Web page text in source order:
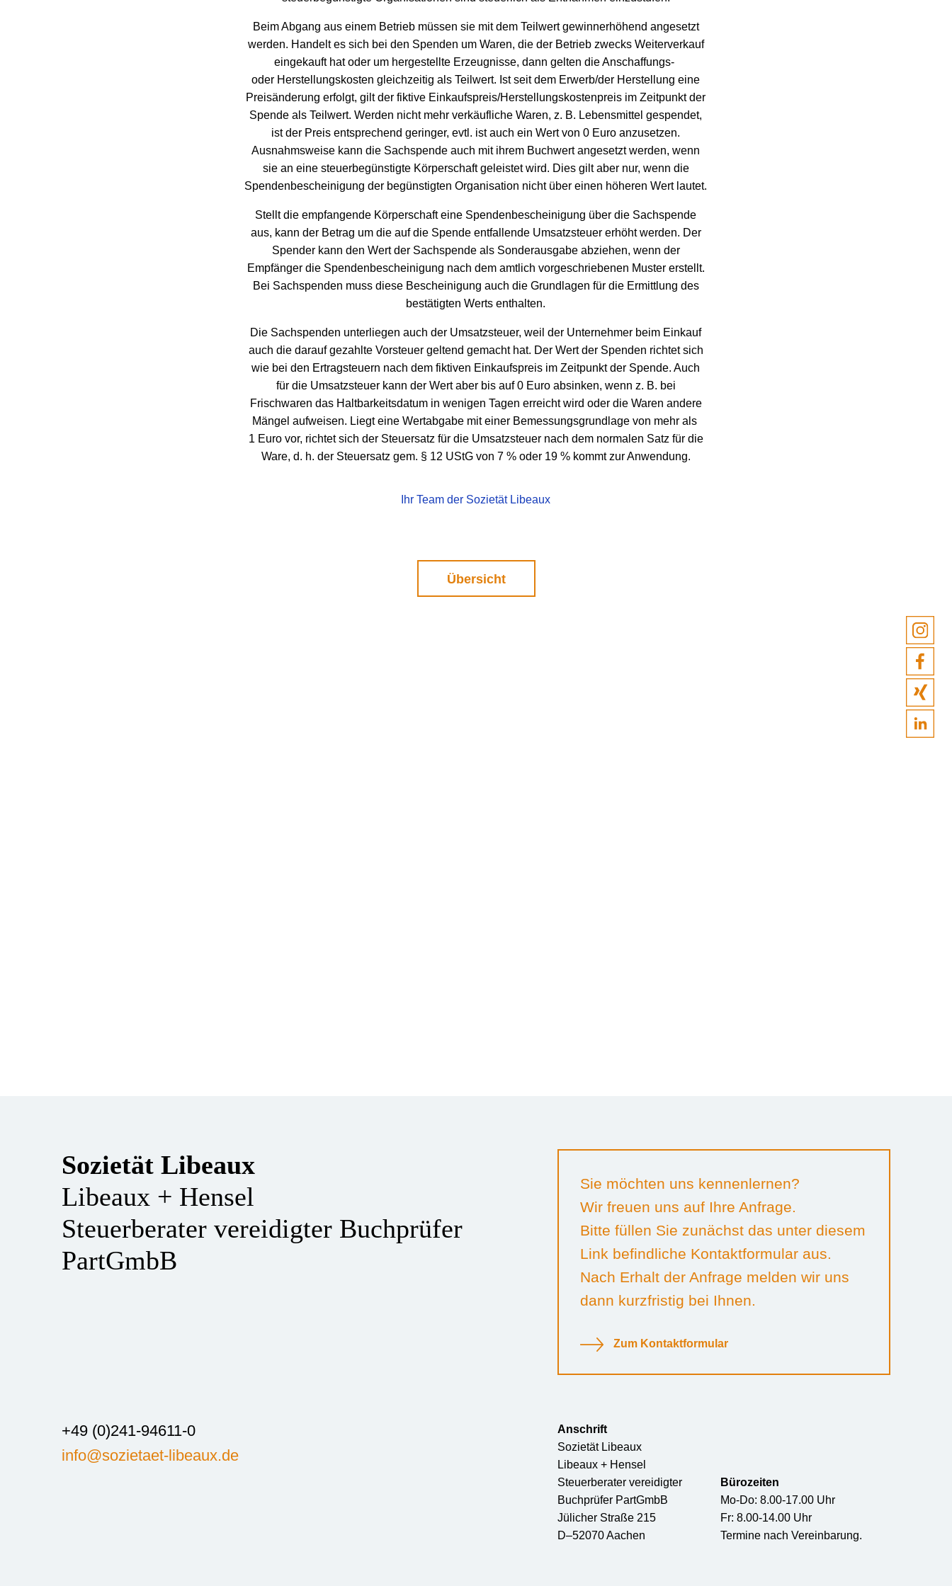
Beim Abgang aus einem Betrieb müssen sie mit dem Teilwert gewinnerhöhend angesetzt
werden. Handelt es sich bei den Spenden um Waren, die der Betrieb zwecks Weiterverkauf
eingekauft hat oder um hergestellte Erzeugnisse, dann gelten die Anschaffungs-
oder Herstellungskosten gleichzeitig als Teilwert. Ist seit dem Erwerb/der Herstellung eine
Preisänderung erfolgt, gilt der fiktive Einkaufspreis/Herstellungskostenpreis im Zeitpunkt der
Spende als Teilwert. Werden nicht mehr verkäufliche Waren, z. B. Lebensmittel gespendet,
ist der Preis entsprechend geringer, evtl. ist auch ein Wert von 0 Euro anzusetzen.
Ausnahmsweise kann die Sachspende auch mit ihrem Buchwert angesetzt werden, wenn
sie an eine steuerbegünstigte Körperschaft geleistet wird. Dies gilt aber nur, wenn die
Spendenbescheinigung der begünstigten Organisation nicht über einen höheren Wert lautet.
Stellt die empfangende Körperschaft eine Spendenbescheinigung über die Sachspende
aus, kann der Betrag um die auf die Spende entfallende Umsatzsteuer erhöht werden. Der
Spender kann den Wert der Sachspende als Sonderausgabe abziehen, wenn der
Empfänger die Spendenbescheinigung nach dem amtlich vorgeschriebenen Muster erstellt.
Bei Sachspenden muss diese Bescheinigung auch die Grundlagen für die Ermittlung des
bestätigten Werts enthalten.
Die Sachspenden unterliegen auch der Umsatzsteuer, weil der Unternehmer beim Einkauf
auch die darauf gezahlte Vorsteuer geltend gemacht hat. Der Wert der Spenden richtet sich
wie bei den Ertragsteuern nach dem fiktiven Einkaufspreis im Zeitpunkt der Spende. Auch
für die Umsatzsteuer kann der Wert aber bis auf 0 Euro absinken, wenn z. B. bei
Frischwaren das Haltbarkeitsdatum in wenigen Tagen erreicht wird oder die Waren andere
Mängel aufweisen. Liegt eine Wertabgabe mit einer Bemessungsgrundlage von mehr als
1 Euro vor, richtet sich der Steuersatz für die Umsatzsteuer nach dem normalen Satz für die
Ware, d. h. der Steuersatz gem. § 12 UStG von 7 % oder 19 % kommt zur Anwendung.
Ihr Team der Sozietät Libeaux
Übersicht
Sozietät Libeaux
Libeaux + Hensel
Steuerberater vereidigter Buchprüfer
PartGmbB
+49 (0)241-94611-0
info@sozietaet-libeaux.de
Sie möchten uns kennenlernen?
Wir freuen uns auf Ihre Anfrage.
Bitte füllen Sie zunächst das unter diesem
Link befindliche Kontaktformular aus.
Nach Erhalt der Anfrage melden wir uns
dann kurzfristig bei Ihnen.
Zum Kontaktformular
Anschrift
Sozietät Libeaux
Libeaux + Hensel
Steuerberater vereidigter
Buchprüfer PartGmbB
Jülicher Straße 215
D–52070 Aachen
Bürozeiten
Mo-Do: 8.00-17.00 Uhr
Fr: 8.00-14.00 Uhr
Termine nach Vereinbarung.